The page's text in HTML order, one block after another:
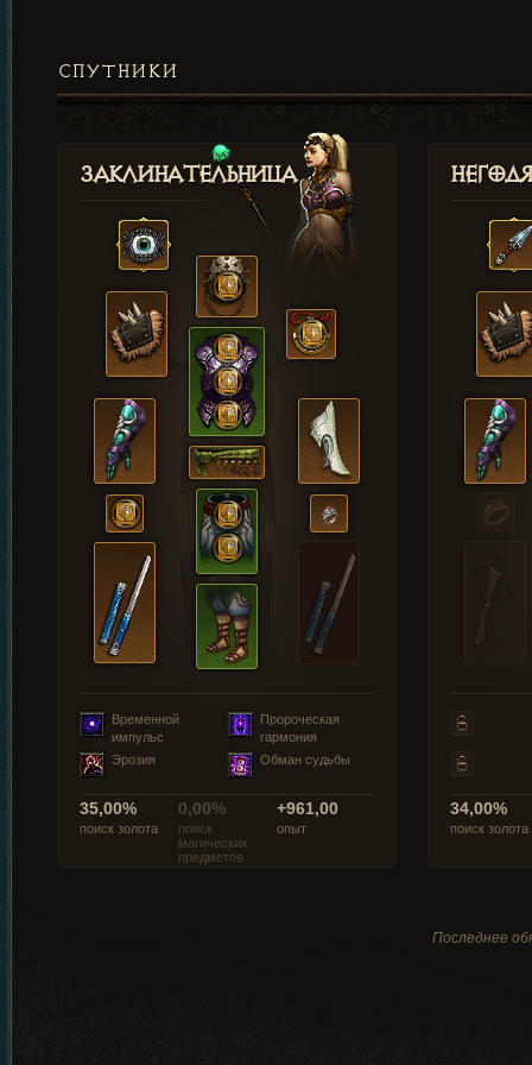
СПУТНИКИ
Заклинательница
Временной
импульс
Пророческая
гармония
Эрозия
Обман судьбы
35,00%
поиск золота
0,00%
поиск
магических
предметов
+961,00
опыт
34,00%
поиск золота
Последнее